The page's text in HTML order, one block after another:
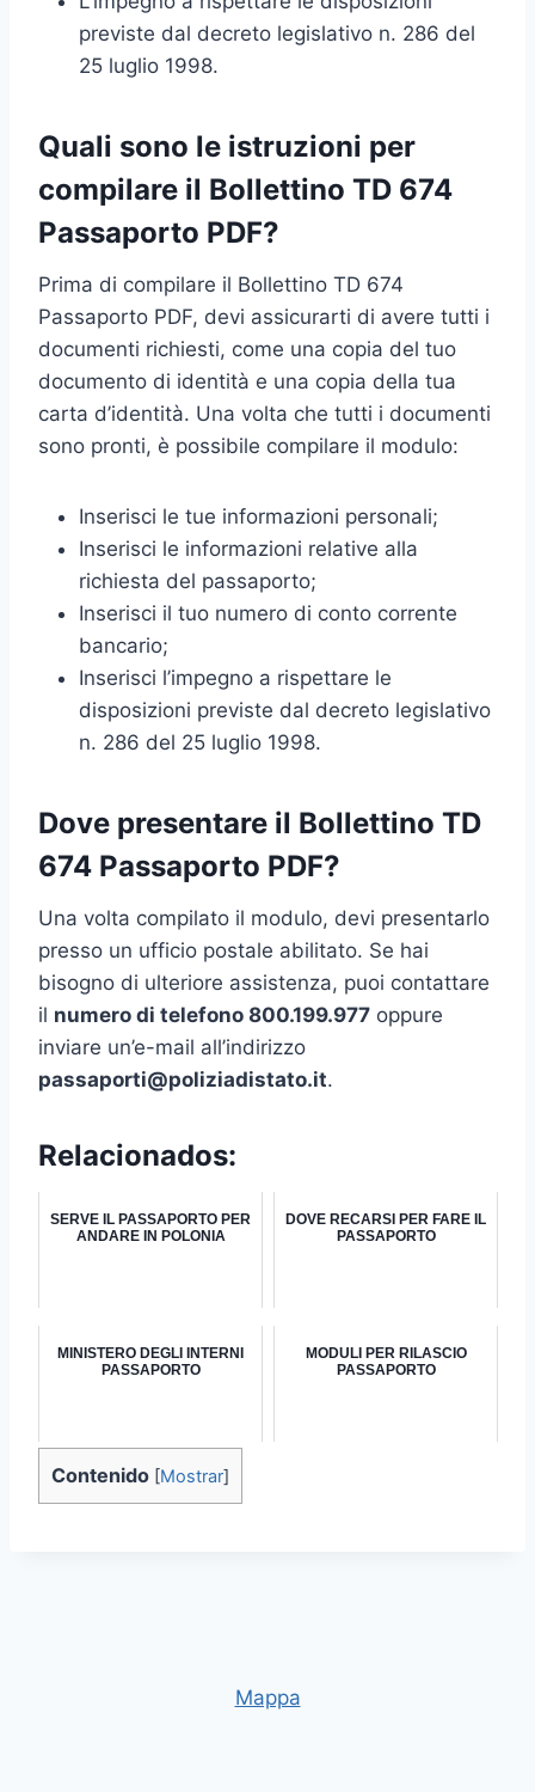
previste dal decreto legislativo n. 286 del
25 luglio 1998.
Quali sono le istruzioni per
compilare il Bollettino TD 674
Passaporto PDF?
Prima di compilare il Bollettino TD 674
Passaporto PDF, devi assicurarti di avere tutti i
documenti richiesti, come una copia del tuo
documento di identità e una copia della tua
carta d’identità. Una volta che tutti i documenti
sono pronti, è possibile compilare il modulo:
Inserisci le tue informazioni personali;
Inserisci le informazioni relative alla
richiesta del passaporto;
Inserisci il tuo numero di conto corrente
bancario;
Inserisci l’impegno a rispettare le
disposizioni previste dal decreto legislativo
n. 286 del 25 luglio 1998.
Dove presentare il Bollettino TD
674 Passaporto PDF?
Una volta compilato il modulo, devi presentarlo
presso un ufficio postale abilitato. Se hai
bisogno di ulteriore assistenza, puoi contattare
il numero di telefono 800.199.977 oppure
inviare un’e-mail all’indirizzo
passaporti@poliziadistato.it.
Relacionados:
SERVE IL PASSAPORTO PER
ANDARE IN POLONIA
DOVE RECARSI PER FARE IL
PASSAPORTO
MINISTERO DEGLI INTERNI
PASSAPORTO
MODULI PER RILASCIO
PASSAPORTO
Contenido [Mostrar]
Mappa